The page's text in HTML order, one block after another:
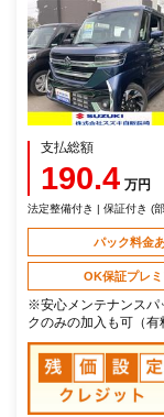
支払総額
190.4 万円
法定整備付き | 保証付き (
パック料金
OK保証プレミ
※安心メンテナンスパ
クのみの加入も可（有